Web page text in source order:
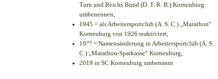
Turn und Reichs Bund (D. T. R. B.) Korneuburg
umbenennen;
1945 = als Arbeitersportclub (A. S. C.) „Marathon“
Korneuburg von 1926 reaktiviert;
19?? = Namensänderung in Arbeitersportclub (A. S.
C.) „Marathon-Sparkasse“ Korneuburg;
2019 in SC Korneuburg umbenannt